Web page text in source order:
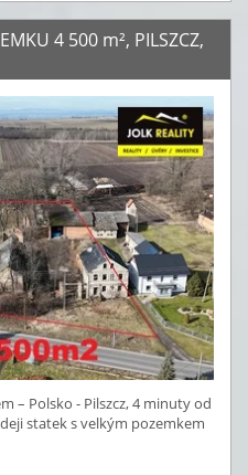
4 500 m², PILSZCZ,
– Polsko - Pilszcz, 4 minuty od
statek s velkým pozemkem